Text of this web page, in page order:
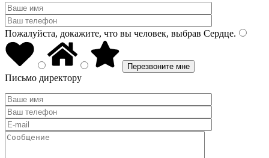
Пожалуйста, докажите, что вы человек, выбрав Сердце.
Письмо директору